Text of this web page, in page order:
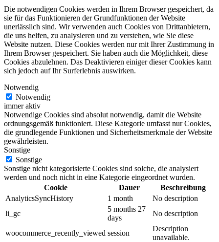
Die notwendigen Cookies werden in Ihrem Browser gespeichert, da
sie für das Funktionieren der Grundfunktionen der Website
unerlässlich sind. Wir verwenden auch Cookies von Drittanbietern,
die uns helfen, zu analysieren und zu verstehen, wie Sie diese
Website nutzen. Diese Cookies werden nur mit Ihrer Zustimmung in
Ihrem Browser gespeichert. Sie haben auch die Möglichkeit, diese
Cookies abzulehnen. Das Deaktivieren einiger dieser Cookies kann
sich jedoch auf Ihr Surferlebnis auswirken.
Notwendig
Notwendig
immer aktiv
Notwendige Cookies sind absolut notwendig, damit die Website
ordnungsgemäß funktioniert. Diese Kategorie umfasst nur Cookies,
die grundlegende Funktionen und Sicherheitsmerkmale der Website
gewährleisten.
Sonstige
Sonstige
Sonstige nicht kategorisierte Cookies sind solche, die analysiert
werden und noch nicht in eine Kategorie eingeordnet wurden.
Cookie
Dauer
Beschreibung
AnalyticsSyncHistory
1 month
No description
li_gc
5 months 27
days
No description
woocommerce_recently_viewed session
Description
unavailable.